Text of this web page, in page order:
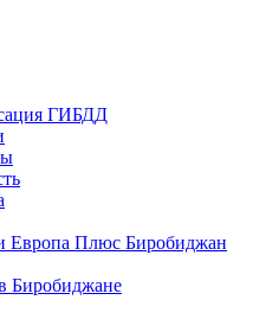
ГИБДД
Европа Плюс Биробиджан
Биробиджане